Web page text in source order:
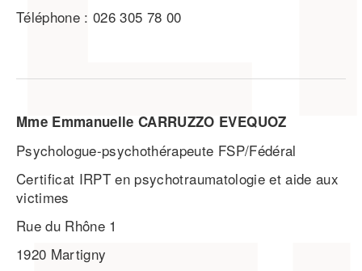
Téléphone : 026 305 78 00
Mme Emmanuelle CARRUZZO EVEQUOZ
Psychologue-psychothérapeute FSP/Fédéral
Certificat IRPT en psychotraumatologie et aide aux
victimes
Rue du Rhône 1
1920 Martigny